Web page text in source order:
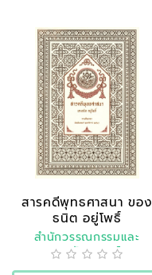
สารคดีพุทธศาสนา ของ
ธนิต อยู่โพธิ์
สำนักวรรณกรรมและ
ประวัติศาสตร์